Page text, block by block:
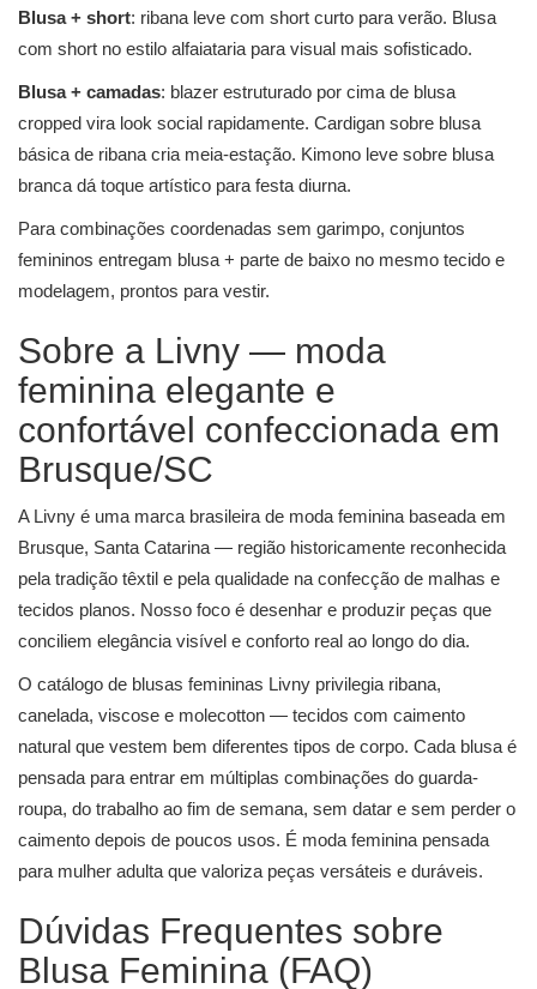
Blusa + short: ribana leve com short curto para verão. Blusa
com short no estilo alfaiataria para visual mais sofisticado.
Blusa + camadas: blazer estruturado por cima de blusa
cropped vira look social rapidamente. Cardigan sobre blusa
básica de ribana cria meia-estação. Kimono leve sobre blusa
branca dá toque artístico para festa diurna.
Para combinações coordenadas sem garimpo, conjuntos
femininos entregam blusa + parte de baixo no mesmo tecido e
modelagem, prontos para vestir.
Sobre a Livny — moda
feminina elegante e
confortável confeccionada em
Brusque/SC
A Livny é uma marca brasileira de moda feminina baseada em
Brusque, Santa Catarina — região historicamente reconhecida
pela tradição têxtil e pela qualidade na confecção de malhas e
tecidos planos. Nosso foco é desenhar e produzir peças que
conciliem elegância visível e conforto real ao longo do dia.
O catálogo de blusas femininas Livny privilegia ribana,
canelada, viscose e molecotton — tecidos com caimento
natural que vestem bem diferentes tipos de corpo. Cada blusa é
pensada para entrar em múltiplas combinações do guarda-
roupa, do trabalho ao fim de semana, sem datar e sem perder o
caimento depois de poucos usos. É moda feminina pensada
para mulher adulta que valoriza peças versáteis e duráveis.
Dúvidas Frequentes sobre
Blusa Feminina (FAQ)